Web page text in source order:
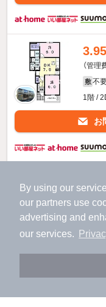
By using our
our partners use
advertising and
our services.
アプリに切り替
会員登録なしで
3.95
（管理
敷 不
1階 /
お